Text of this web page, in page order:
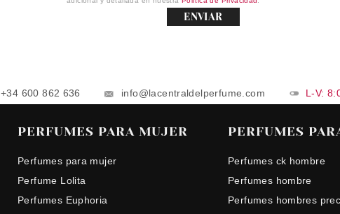
ENVIAR
+34 600 862 636 info@lacentraldelperfume.com L-V:
PERFUMES PARA MUJER
Perfumes para mujer
Perfume Lolita
Perfumes Euphoria
PERFUMES
Perfumes ck hombre
Perfumes hombre
Perfumes hombres